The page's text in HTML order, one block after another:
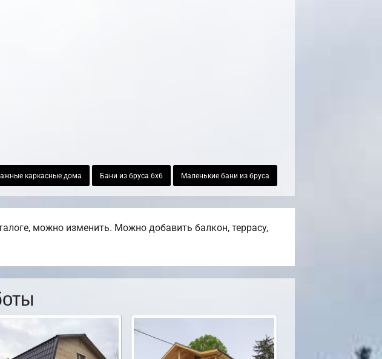
каркасные дома Бани из бруса 6х6 Маленькие бани из бруса
можно изменить. Можно добавить балкон, террасу,